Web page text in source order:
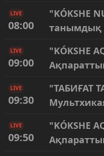
LIVE
08:00
"KÓKSHE
танымдық
LIVE
09:00
"KÓKSHE
LIVE
09:30
"ТАБИҒАТ
LIVE
09:50
"KÓKSHE